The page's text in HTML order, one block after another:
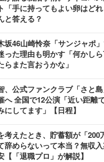
「手に持ってもよい卵はど
と答える？
坂46山崎怜奈「サンジャポ
った理由も明かす「何かし
らまた言おうかな」
、公式ファンクラブ「さと
へ 全国で12公演「近い距離
にしてます」【日程】
考えたとき、貯蓄額が「200
辞めらないって本当？無収
【「退職プロ」が解説】